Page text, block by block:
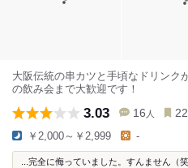
大阪伝統の串カツと手頃なドリンク
の飲み会まで大歓迎です！
3.03 16 人
￥2,000～￥2,999 -
...完全に侮っていました。すんません（